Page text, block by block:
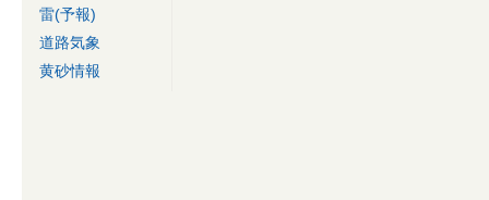
雷(予報)
道路気象
黄砂情報